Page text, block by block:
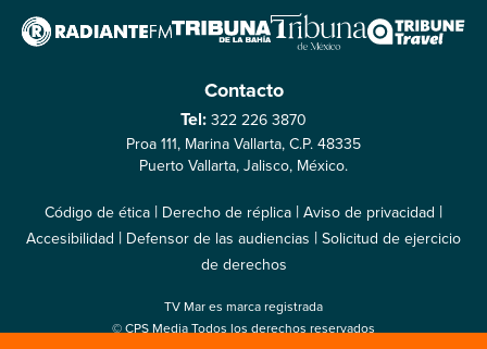
Contacto
Tel: 322 226 3870
Proa 111, Marina Vallarta, C.P. 48335
Puerto Vallarta, Jalisco, México.
Código de ética | Derecho de réplica | Aviso de privacidad |
Accesibilidad | Defensor de las audiencias | Solicitud de ejercicio
de derechos
TV Mar es marca registrada
© CPS Media Todos los derechos reservados